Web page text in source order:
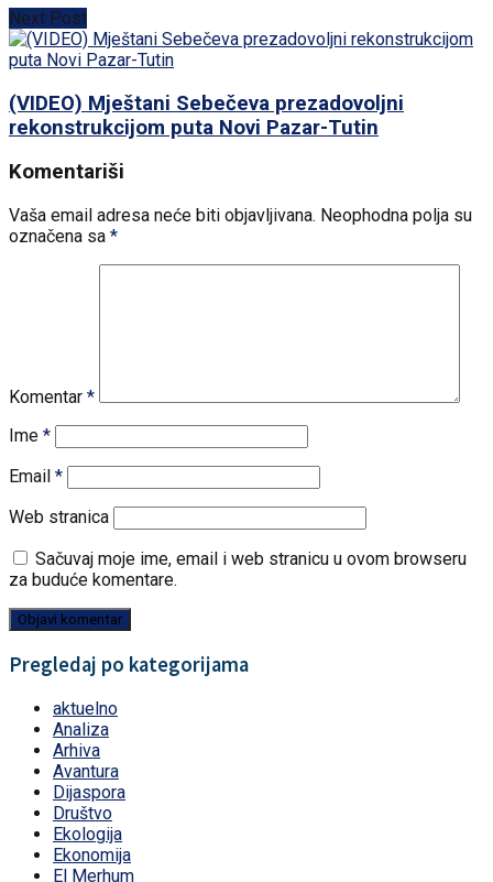
Next Post
(VIDEO) Mještani Sebečeva prezadovoljni
rekonstrukcijom puta Novi Pazar-Tutin
Komentariši
Vaša email adresa neće biti objavljivana. Neophodna polja su
označena sa *
Komentar *
Ime *
Email *
Web stranica
Sačuvaj moje ime, email i web stranicu u ovom browseru
za buduće komentare.
Pregledaj po kategorijama
aktuelno
Analiza
Arhiva
Avantura
Dijaspora
Društvo
Ekologija
Ekonomija
El Merhum